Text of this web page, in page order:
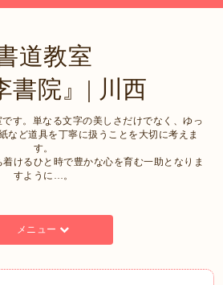
道教室
書院』| 川西
す。単なる文字の美しさだけでなく、ゆっ
など道具を丁寧に扱うことを大切に考えま
す。
けるひと時で豊かな心を育む一助となりま
すように…。
メニュー